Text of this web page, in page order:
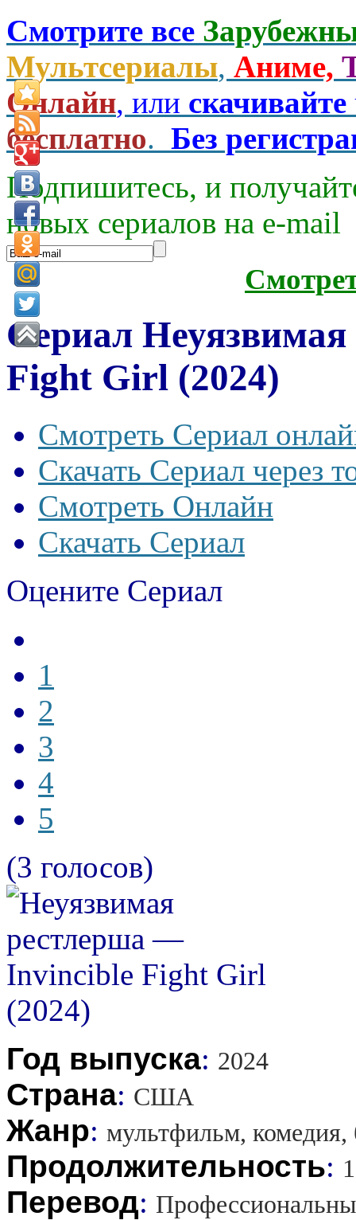
Смотрите все
Мультсериалы, Аниме,
Онлайн, или скачивайте
бесплатно. Без
Подпишитесь, и
новых сериалов на e-mаil
Сериал
Fight Girl (2024)
Смотреть Сериал
Скачать Сериал через
Смотреть Онлайн
Скачать Сериал
Оцените Сериал
1
2
3
4
5
(3 голосов)
Год выпуска: 2024
Страна: США
Жанр: мультфильм,
Продолжительность:
Перевод: